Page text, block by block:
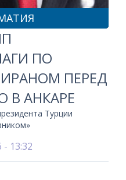
ПО
ПЕРЕД
АНКАРЕ
Турции
- 13:32